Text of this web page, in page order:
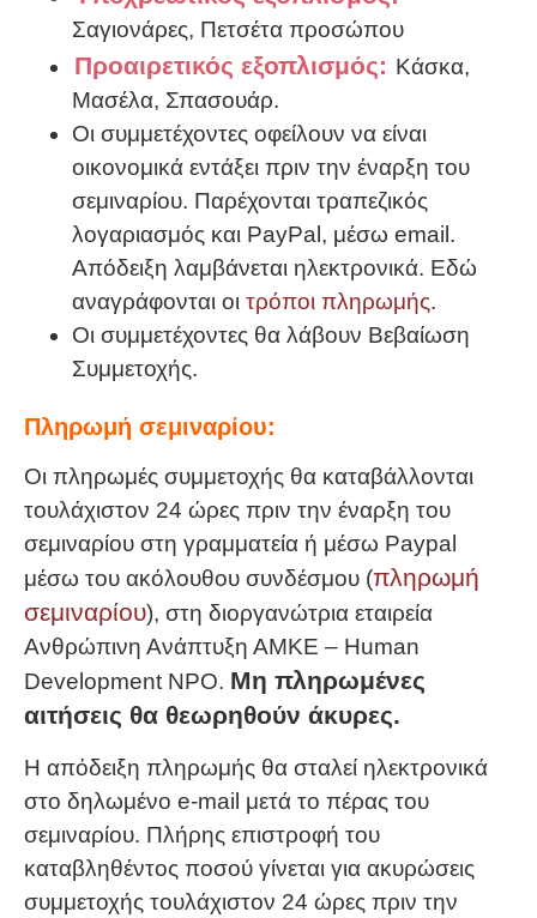
Σαγιονάρες, Πετσέτα προσώπου
Προαιρετικός εξοπλισμός: Κάσκα,
Μασέλα, Σπασουάρ.
Οι συμμετέχοντες οφείλουν να είναι
οικονομικά εντάξει πριν την έναρξη του
σεμιναρίου. Παρέχονται τραπεζικός
λογαριασμός και PayPal, μέσω email.
Απόδειξη λαμβάνεται ηλεκτρονικά. Εδώ
αναγράφονται οι τρόποι πληρωμής.
Οι συμμετέχοντες θα λάβουν Βεβαίωση
Συμμετοχής.
Πληρωμή σεμιναρίου:
Οι πληρωμές συμμετοχής θα καταβάλλονται
τουλάχιστον 24 ώρες πριν την έναρξη του
σεμιναρίου στη γραμματεία ή μέσω Paypal
μέσω του ακόλουθου συνδέσμου (πληρωμή
σεμιναρίου), στη διοργανώτρια εταιρεία
Ανθρώπινη Ανάπτυξη ΑΜΚΕ – Human
Development NPO. Μη πληρωμένες
αιτήσεις θα θεωρηθούν άκυρες.
Η απόδειξη πληρωμής θα σταλεί ηλεκτρονικά
στο δηλωμένο e-mail μετά το πέρας του
σεμιναρίου. Πλήρης επιστροφή του
καταβληθέντος ποσού γίνεται για ακυρώσεις
συμμετοχής τουλάχιστον 24 ώρες πριν την